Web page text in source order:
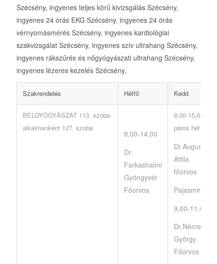
Szécsény, ingyenes teljes körű kivizsgálás Szécsény,
ingyenes 24 órás EKG Szécsény, ingyenes 24 órás
vérnyomásmérés Szécsény, ingyenes kardiológiai
szakvizsgálat Szécsény, ingyenes szív ultrahang Szécsény,
ingyenes rákszűrés és nőgyógyászati ultrahang Szécsény,
ingyenes lézeres kezelés Szécsény,
Szakrendelés Hétfő Kedd
BELGYÓGYÁSZAT 113. szoba
alkalmanként 127. szoba
8,00-14,00
Dr.
Farkashalmi
Gyöngyvér
Főorvos
8,00-15,00
páros hét
Dr.Augusztin
Attila
főorvos
Pajasmirigy.
9,00-11,00
Dr.Németh
György
Főorvos